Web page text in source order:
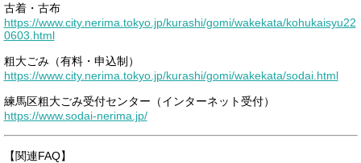
古着・古布
https://www.city.nerima.tokyo.jp/kurashi/gomi/wakekata/kohukaisyu22
0603.html
粗大ごみ（有料・申込制）
https://www.city.nerima.tokyo.jp/kurashi/gomi/wakekata/sodai.html
練馬区粗大ごみ受付センター（インターネット受付）
https://www.sodai-nerima.jp/
【関連FAQ】